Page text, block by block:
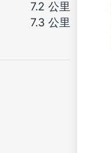
7.2 公里
7.3 公里